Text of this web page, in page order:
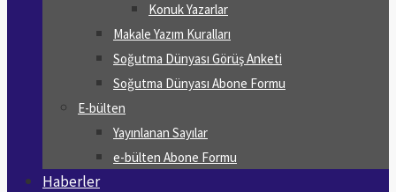
Konuk Yazarlar
Makale Yazım Kuralları
Soğutma Dünyası Görüş Anketi
Soğutma Dünyası Abone Formu
E-bülten
Yayınlanan Sayılar
e-bülten Abone Formu
Haberler